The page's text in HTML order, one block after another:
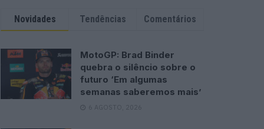
Novidades Tendências Comentários
MotoGP: Brad Binder
quebra o silêncio sobre o
futuro ‘Em algumas
semanas saberemos mais’
6 AGOSTO, 2026